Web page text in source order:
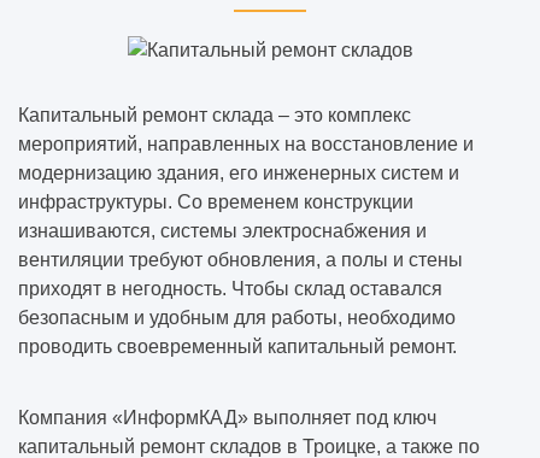
Капитальный ремонт склада – это комплекс
мероприятий, направленных на восстановление и
модернизацию здания, его инженерных систем и
инфраструктуры. Со временем конструкции
изнашиваются, системы электроснабжения и
вентиляции требуют обновления, а полы и стены
приходят в негодность. Чтобы склад оставался
безопасным и удобным для работы, необходимо
проводить своевременный капитальный ремонт.
Компания «ИнформКАД» выполняет под ключ
капитальный ремонт складов в Троицке, а также по